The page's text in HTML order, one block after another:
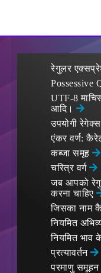
रेगुलर
Possessive
UTF-8
आदि।
उपयोगी
एंकर वर्ण:
कब्जा समूह
चरित्र वर्ग
जब आपको
करना चाहिए
जिसका नाम
नियमित
नियमित भाव
प्रत्यावर्तन
परमाणु समूहन